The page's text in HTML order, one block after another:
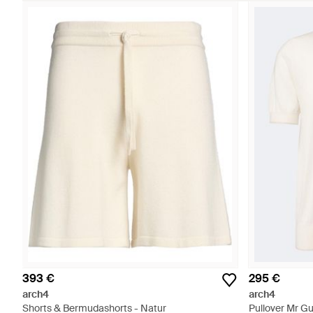
393 €
arch4
Shorts & Bermudashorts - Natur
295 €
arch4
Pullover Mr